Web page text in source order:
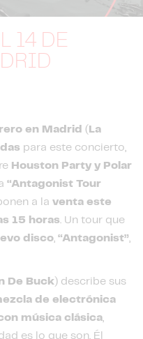
14 DE
en Madrid ( La
para este concierto,
Houston Party y Polar
“Antagonist Tour
a la venta este
15 horas. Un tour que
disco, “Antagonist”,
De Buck) describe sus
de electrónica
música clásica,
es lo que son. Él